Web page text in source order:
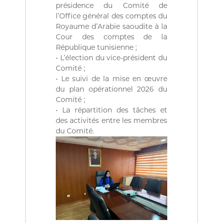
i
q
e
s
e
l
a
é
p
b
l
i
q
u
e
A
l
g
é
présidence du Comité de
l’Office général des comptes du
Royaume d’Arabie saoudite à la
Cour des comptes de la
République tunisienne ;
• L’élection du vice-président du
Comité ;
• Le suivi de la mise en œuvre
du plan opérationnel 2026 du
Comité ;
• La répartition des tâches et
des activités entre les membres
du Comité.